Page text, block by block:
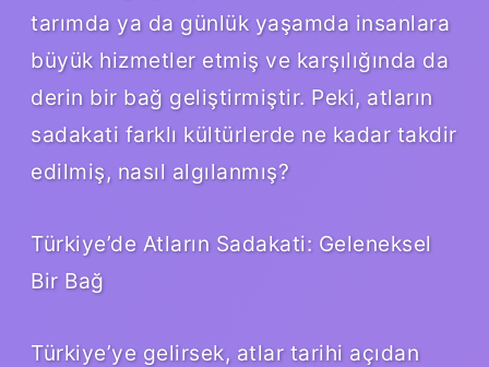
tarımda ya da günlük yaşamda insanlara
büyük hizmetler etmiş ve karşılığında da
derin bir bağ geliştirmiştir. Peki, atların
sadakati farklı kültürlerde ne kadar takdir
edilmiş, nasıl algılanmış?
Türkiye’de Atların Sadakati: Geleneksel
Bir Bağ
Türkiye’ye gelirsek, atlar tarihi açıdan